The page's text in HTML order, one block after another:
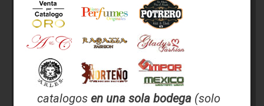
catalogosen una sola bodega (solo